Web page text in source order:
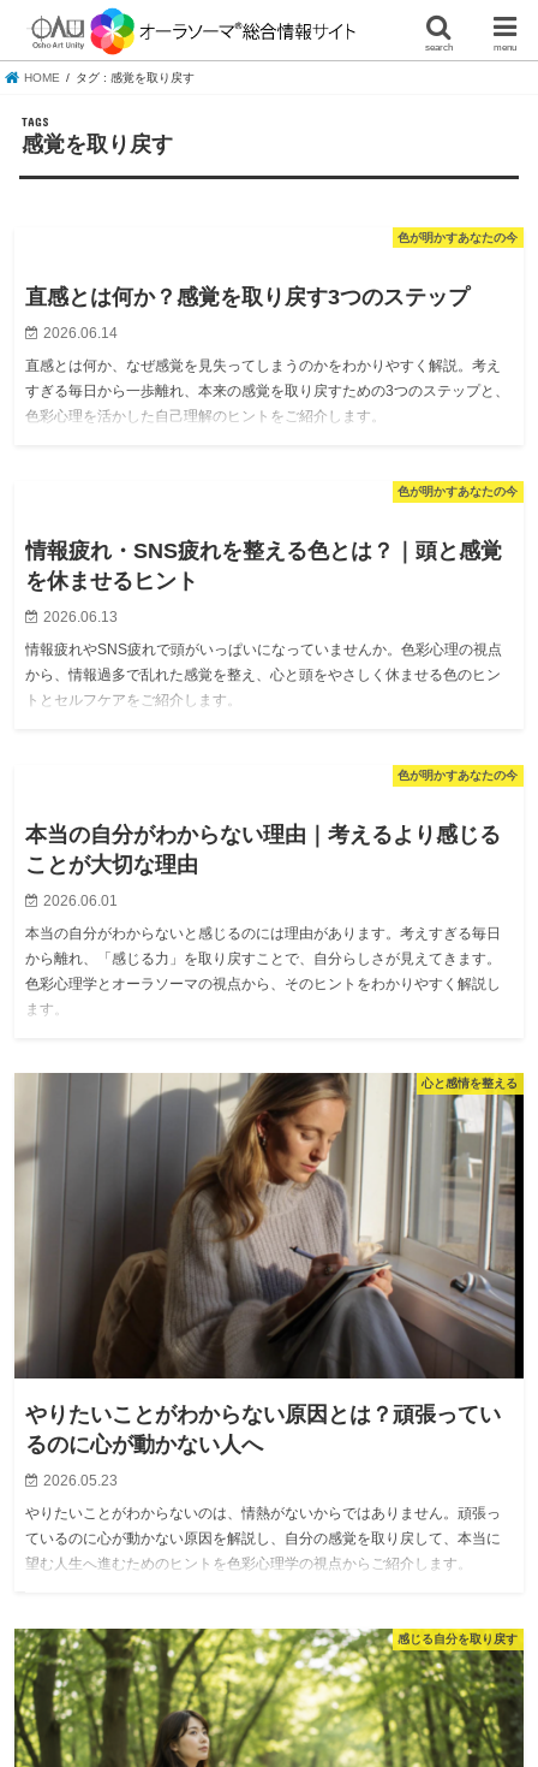
search menu
HOME タグ : 感覚を取り戻す
感覚を取り戻す
色が明かすあなたの今
直感とは何か？感覚を取り戻す3つのステップ
2026.06.14
直感とは何か、なぜ感覚を見失ってしまうのかをわかりやすく解説。考え
すぎる毎日から一歩離れ、本来の感覚を取り戻すための3つのステップと、
色彩心理を活かした自己理解のヒントをご紹介します。
色が明かすあなたの今
情報疲れ・SNS疲れを整える色とは？｜頭と感覚
を休ませるヒント
2026.06.13
情報疲れやSNS疲れで頭がいっぱいになっていませんか。色彩心理の視点
から、情報過多で乱れた感覚を整え、心と頭をやさしく休ませる色のヒン
トとセルフケアをご紹介します。
色が明かすあなたの今
本当の自分がわからない理由｜考えるより感じる
ことが大切な理由
2026.06.01
本当の自分がわからないと感じるのには理由があります。考えすぎる毎日
から離れ、「感じる力」を取り戻すことで、自分らしさが見えてきます。
色彩心理学とオーラソーマの視点から、そのヒントをわかりやすく解説し
ます。
心と感情を整える
やりたいことがわからない原因とは？頑張ってい
るのに心が動かない人へ
2026.05.23
やりたいことがわからないのは、情熱がないからではありません。頑張っ
ているのに心が動かない原因を解説し、自分の感覚を取り戻して、本当に
望む人生へ進むためのヒントを色彩心理学の視点からご紹介します。
感じる自分を取り戻す